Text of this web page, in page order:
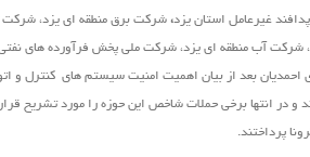
غیرعامل استان یزد، شرکت برق منطقه ای یزد، شرکت
آب منطقه ای یزد، شرکت ملی پخش فرآورده های
احمدیان بعد از بیان اهمیت امنیت سیستم ‌های کنترل و
و در انتها برخی حملات شاخص این حوزه را مورد
پرداختند.